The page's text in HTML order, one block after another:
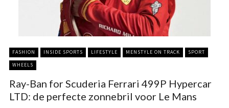
FASHION INSIDE SPORTS LIFESTYLE MENSTYLE ON TRACK
SPORT
WHEELS
Ray-Ban for Scuderia Ferrari 499P Hypercar
LTD: de perfecte zonnebril voor Le Mans